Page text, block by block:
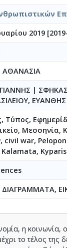
2019
|
ΕΥΑΝΘΗΣ
Τύπος,
civil war,
ΔΙΑΓΡΑΜΜΑΤΑ,
η κοινωνία,
το τέλος